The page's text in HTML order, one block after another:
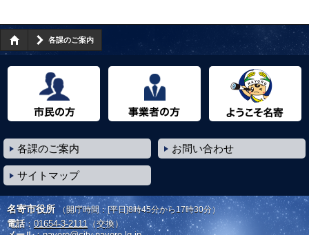
各課のご案内
各課のご案内 お問い合わせ
サイトマップ
名寄市役所 （開庁時間：[平日]8時45分から17時30分）
電話：01654-3-2111 （交換）